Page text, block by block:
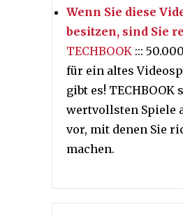
Wenn Sie diese
besitzen, sind Sie
TECHBOOK :::
für ein altes
gibt es! TECHBOOK
wertvollsten Spiele
vor, mit denen Sie
machen.